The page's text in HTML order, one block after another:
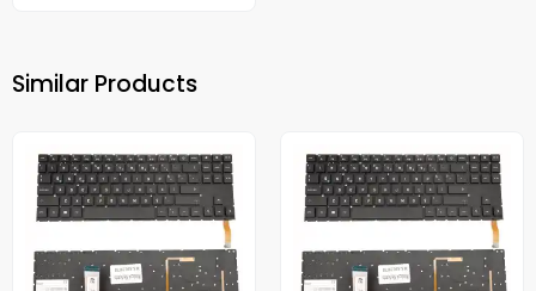
Similar Products